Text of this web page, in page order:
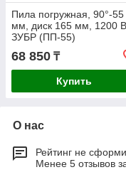
Пила погружная, 90°-55
мм, диск 165 мм, 1200
ЗУБР (ПП-55)
68 850 ₸
Купить
О нас
Рейтинг не
Менее 5 отзывов